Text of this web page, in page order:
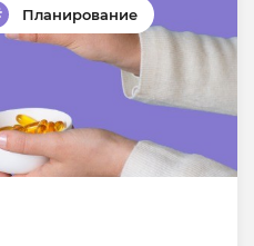
Планирование